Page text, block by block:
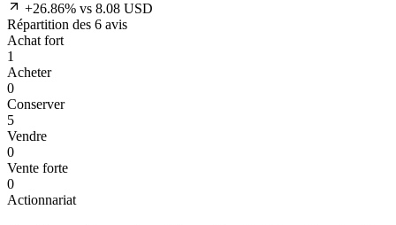
+26.86% vs 8.08 USD
Répartition des 6 avis
Achat fort
1
Acheter
0
Conserver
5
Vendre
0
Vente forte
0
Actionnariat